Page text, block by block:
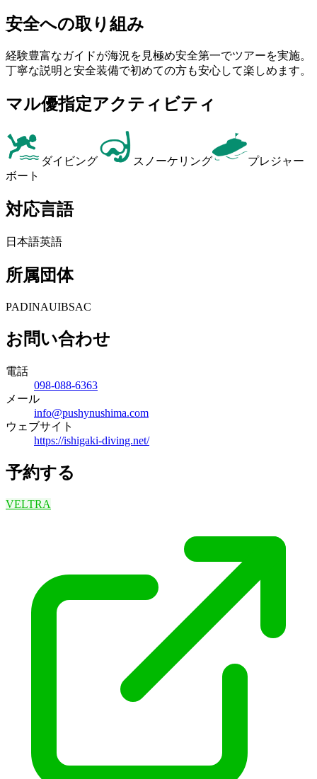
安全への取り組み
経験豊富なガイドが海況を見極め安全第一でツアーを実施。
丁寧な説明と安全装備で初めての方も安心して楽しめます。
マル優指定アクティビティ
ダイビング スノーケリング
プレジャー
ボート
対応言語
日本語英語
所属団体
PADINAUIBSAC
お問い合わせ
電話
098-088-6363
メール
info@pushynushima.com
ウェブサイト
https://ishigaki-diving.net/
予約する
VELTRA